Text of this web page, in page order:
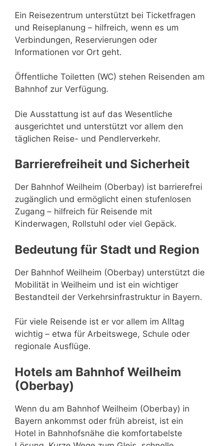
Ein Reisezentrum unterstützt bei Ticketfragen
und Reiseplanung – hilfreich, wenn es um
Verbindungen, Reservierungen oder
Informationen vor Ort geht.
Öffentliche Toiletten (WC) stehen Reisenden am
Bahnhof zur Verfügung.
Die Ausstattung ist auf das Wesentliche
ausgerichtet und unterstützt vor allem den
täglichen Reise- und Pendlerverkehr.
Barrierefreiheit und Sicherheit
Der Bahnhof Weilheim (Oberbay) ist barrierefrei
zugänglich und ermöglicht einen stufenlosen
Zugang – hilfreich für Reisende mit
Kinderwagen, Rollstuhl oder viel Gepäck.
Bedeutung für Stadt und Region
Der Bahnhof Weilheim (Oberbay) unterstützt die
Mobilität in Weilheim und ist ein wichtiger
Bestandteil der Verkehrsinfrastruktur in Bayern.
Für viele Reisende ist er vor allem im Alltag
wichtig – etwa für Arbeitswege, Schule oder
regionale Ausflüge.
Hotels am Bahnhof Weilheim
(Oberbay)
Wenn du am Bahnhof Weilheim (Oberbay) in
Bayern ankommst oder früh abreist, ist ein
Hotel in Bahnhofsnähe die komfortabelste